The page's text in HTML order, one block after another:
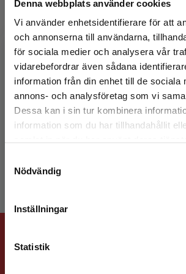
Denna webbplats använder cookies
Vi använder enhetsidentifierare för att
och annonserna till användarna,
för sociala medier och analysera vår
vidarebefordrar även sådana
information från din enhet till de sociala
annons- och analysföretag som vi
Dessa kan i sin tur kombinera
information som du har tillhandahållit
Nödvändig
Inställningar
Statistik
Begränsad
Det verkar som att du besöker
studentlitteratur.se via en enhet
Vi erbjuder inte leveranser utanför
att kunna slutföra ett köp måste
Sam Hydén
Håkan Obbel